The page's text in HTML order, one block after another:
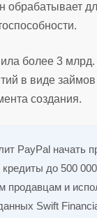
обрабатывает
более 3
в виде
создания.
PayPal начать
кредиты до 500
продавцам и
Swift